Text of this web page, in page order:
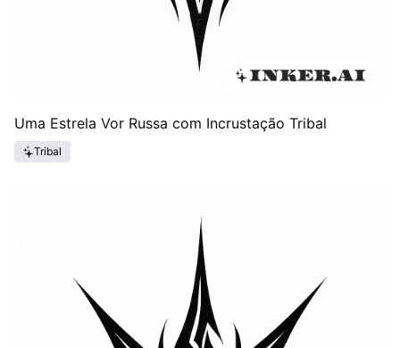
Uma Estrela Vor Russa com Incrustação Tribal
Tribal